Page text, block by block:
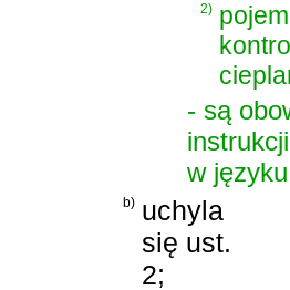
2)
- są
w
b) uchyla
się ust.
2;